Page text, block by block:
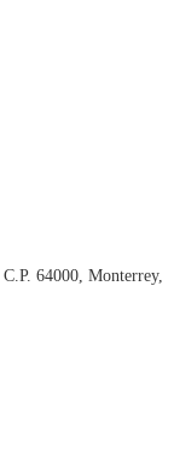
64000, Monterrey,